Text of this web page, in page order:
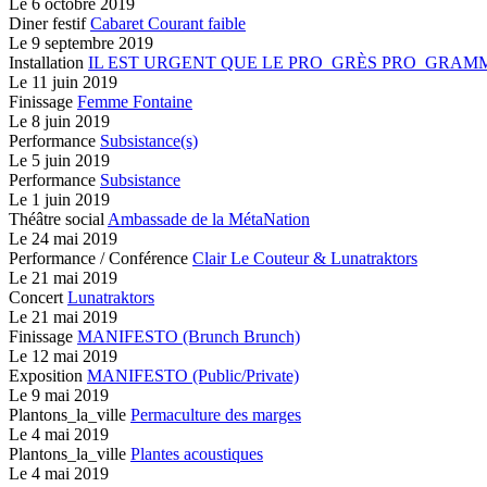
Le 6 octobre 2019
Diner festifCabaret Courant faible
Le 9 septembre 2019
Installation IL EST URGENT QUE LE PRO_GRÈS
Le 11 juin 2019
Finissage Femme Fontaine
Le 8 juin 2019
Performance Subsistance(s)
Le 5 juin 2019
Performance Subsistance
Le 1 juin 2019
Théâtre social Ambassade de la MétaNation
Le 24 mai 2019
Performance / Conférence Clair Le Couteur & Lunatraktors
Le 21 mai 2019
Concert Lunatraktors
Le 21 mai 2019
Finissage MANIFESTO (Brunch Brunch)
Le 12 mai 2019
Exposition MANIFESTO (Public/Private)
Le 9 mai 2019
Plantons_la_ville Permaculture des marges
Le 4 mai 2019
Plantons_la_ville Plantes acoustiques
Le 4 mai 2019